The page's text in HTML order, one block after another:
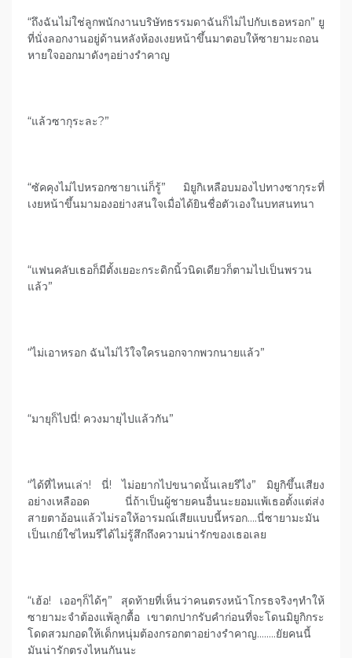
“ถึงฉันไม่ใช่ลูกพนักงานบริษัทธรรมดาฉันก็ไม่ไปกับเธอหรอก” ยู
ที่นั่งลอกงานอยู่ด้านหลังห้องเงยหน้าขึ้นมาตอบให้ซายามะถอน
หายใจออกมาดังๆอย่างรำคาญ
“แล้วซากุระละ?”
“ซัคคุงไม่ไปหรอกซายาเน่ก็รู้” มิยูกิเหลือบมองไปทางซากุระที่
เงยหน้าขึ้นมามองอย่างสนใจเมื่อได้ยินชื่อตัวเองในบทสนทนา
“แฟนคลับเธอก็มีตั้งเยอะกระดิกนิ้วนิดเดียวก็ตามไปเป็นพรวน
แล้ว”
“ไม่เอาหรอก ฉันไม่ไว้ใจใครนอกจากพวกนายแล้ว”
“มายุก็ไปนี่! ควงมายุไปแล้วกัน”
“ได้ที่ไหนเล่า! นี่! ไม่อยากไปขนาดนั้นเลยรึไง” มิยูกิขึ้นเสียง
อย่างเหลืออด นี่ถ้าเป็นผู้ชายคนอื่นนะยอมแพ้เธอตั้งแต่ส่ง
สายตาอ้อนแล้วไม่รอให้อารมณ์เสียแบบนี้หรอก….นี่ซายามะมัน
เป็นเกย์ใช่ไหมรึได้ไม่รู้สึกถึงความน่ารักของเธอเลย
“เฮ้อ! เออๆก็ได้ๆ” สุดท้ายที่เห็นว่าคนตรงหน้าโกรธจริงๆทำให้
ซายามะจำต้องแพ้ลูกตื้อ เขาตกปากรับคำก่อนที่จะโดนมิยูกิกระ
โดดสวมกอดให้เด็กหนุ่มต้องกรอกตาอย่างรำคาญ……..ยัยคนนี้
มันน่ารักตรงไหนกันนะ